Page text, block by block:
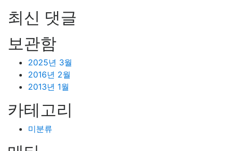
최신 댓글
보관함
2025년 3월
2016년 2월
2013년 1월
카테고리
미분류